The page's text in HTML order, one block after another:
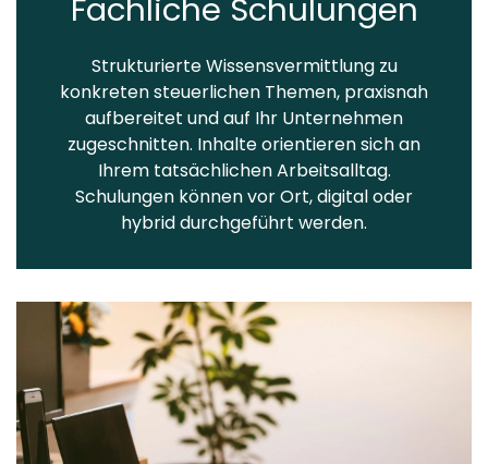
Fachliche Schulungen
Strukturierte Wissensvermittlung zu
konkreten steuerlichen Themen, praxisnah
aufbereitet und auf Ihr Unternehmen
zugeschnitten. Inhalte orientieren sich an
Ihrem tatsächlichen Arbeitsalltag.
Schulungen können vor Ort, digital oder
hybrid durchgeführt werden.